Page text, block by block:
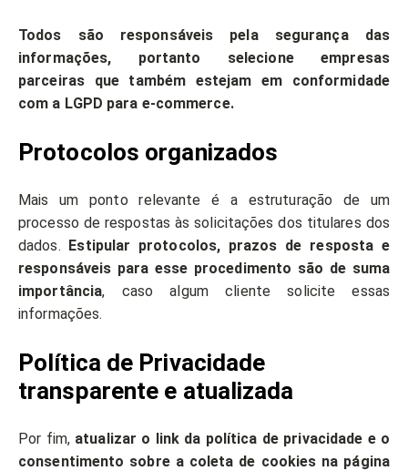
Todos são responsáveis pela segurança das
informações, portanto selecione empresas
parceiras que também estejam em conformidade
com a LGPD para e-commerce.
Protocolos organizados
Mais um ponto relevante é a estruturação de um
processo de respostas às solicitações dos titulares dos
dados. Estipular protocolos, prazos de resposta e
responsáveis para esse procedimento são de suma
importância, caso algum cliente solicite essas
informações.
Política de Privacidade
transparente e atualizada
Por fim, atualizar o link da política de privacidade e o
consentimento sobre a coleta de cookies na página